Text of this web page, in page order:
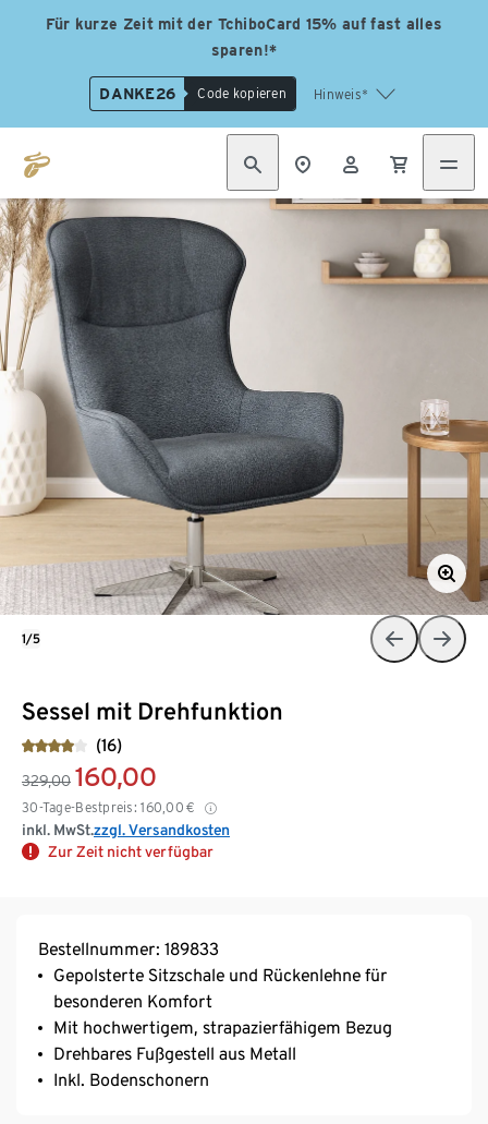
Für kurze Zeit mit der TchiboCard 15% auf fast alles
sparen!*
DANKE26 Code kopieren Hinweis*
Sessel mit Drehfunktion
(16)
329,00 160,00
30-Tage-Bestpreis: 160,00 €
inkl. MwSt.zzgl. Versandkosten
Zur Zeit nicht verfügbar
1/5
Bestellnummer: 189833
Gepolsterte Sitzschale und Rückenlehne für
besonderen Komfort
Mit hochwertigem, strapazierfähigem Bezug
Drehbares Fußgestell aus Metall
Inkl. Bodenschonern